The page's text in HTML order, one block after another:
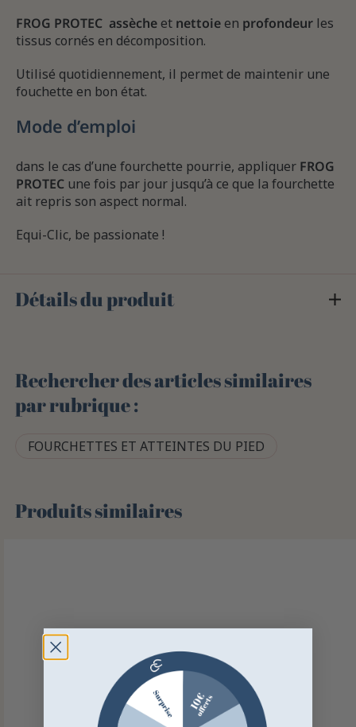
FROG PROTEC assècheet nettoieen profondeur les
tissus cornés en décomposition.
Utilisé quotidiennement, il permet de maintenir une
fouchette en bon état.
Mode d’emploi
dans le cas d’une fourchette pourrie, appliquer FROG
PROTEC une fois par jour jusqu’à ce que la fourchette
ait repris son aspect normal.
Equi-Clic, be passionate !
Détails du produit
Rechercher des articles similaires
par rubrique :
FOURCHETTES ET ATTEINTES DU PIED
Produits similaires